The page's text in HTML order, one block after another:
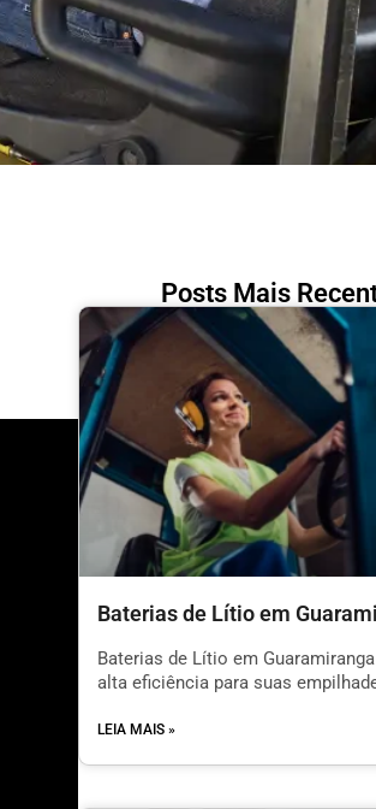
Posts Mais
Baterias de Lítio em
Baterias de Lítio em
alta eficiência para suas
LEIA MAIS »